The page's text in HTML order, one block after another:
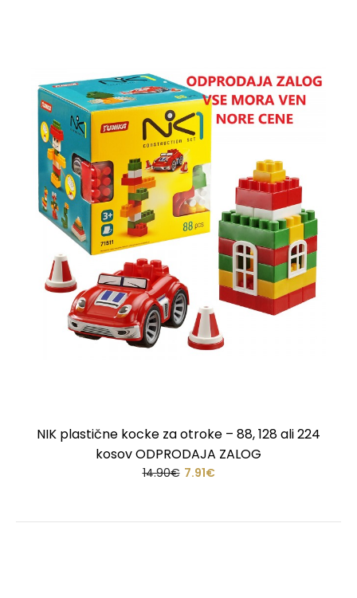
NIK plastične kocke za otroke – 88, 128 ali 224
kosov ODPRODAJA ZALOG
14.90€ 7.91€